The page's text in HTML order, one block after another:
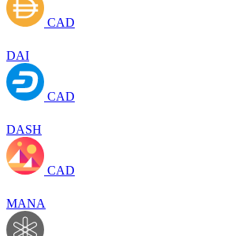
CAD
DAI
CAD
DASH
CAD
MANA